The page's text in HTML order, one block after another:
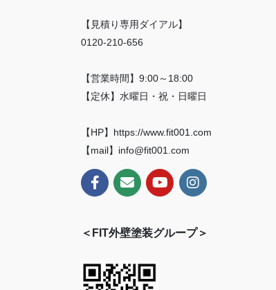
【見積り専用ダイアル】
0120-210-656
【営業時間】9:00～18:00
【定休】水曜日・祝・日曜日
【HP】https://www.fit001.com
【mail】info@fit001.com
＜FIT外壁塗装グループ＞